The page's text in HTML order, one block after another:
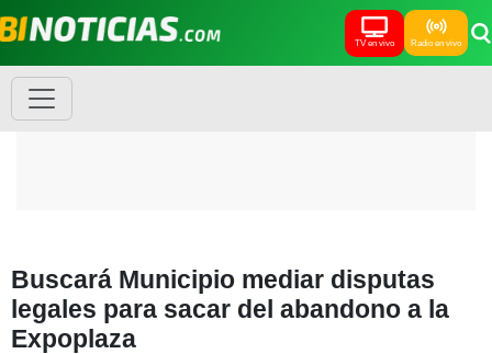
TV en vivo Radio en vivo
Buscará Municipio mediar disputas
legales para sacar del abandono a la
Expoplaza